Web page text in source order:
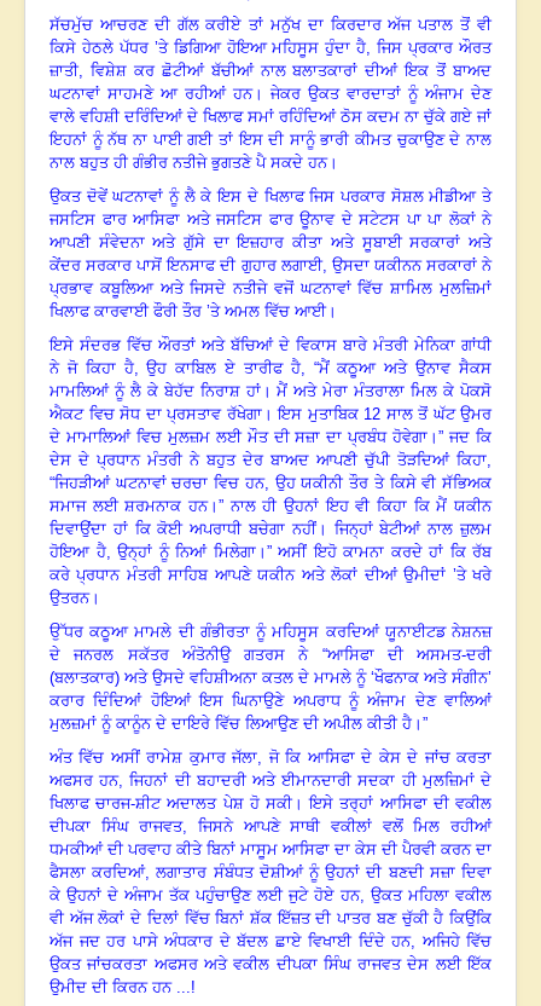
ਸੱਚਮੁੱਚ ਆਚਰਣ ਦੀ ਗੱਲ ਕਰੀਏ ਤਾਂ ਮਨੁੱਖ ਦਾ ਕਿਰਦਾਰ ਅੱਜ ਪਤਾਲ ਤੋਂ ਵੀ
ਕਿਸੇ ਹੇਠਲੇ ਪੱਧਰ ’ਤੇ ਡਿਗਿਆ ਹੋਇਆ ਮਹਿਸੂਸ ਹੁੰਦਾ ਹੈ, ਜਿਸ ਪ੍ਰਕਾਰ ਔਰਤ
ਜ਼ਾਤੀ, ਵਿਸ਼ੇਸ਼ ਕਰ ਛੋਟੀਆਂ ਬੱਚੀਆਂ ਨਾਲ ਬਲਾਤਕਾਰਾਂ ਦੀਆਂ ਇਕ ਤੋਂ ਬਾਅਦ
ਘਟਨਾਵਾਂ ਸਾਹਮਣੇ ਆ ਰਹੀਆਂ ਹਨ। ਜੇਕਰ ਉਕਤ ਵਾਰਦਾਤਾਂ ਨੂੰ ਅੰਜਾਮ ਦੇਣ
ਵਾਲੇ ਵਹਿਸ਼ੀ ਦਰਿੰਦਿਆਂ ਦੇ ਖਿਲਾਫ ਸਮਾਂ ਰਹਿੰਦਿਆਂ ਠੋਸ ਕਦਮ ਨਾ ਚੁੱਕੇ ਗਏ ਜਾਂ
ਇਹਨਾਂ ਨੂੰ ਨੱਥ ਨਾ ਪਾਈ ਗਈ ਤਾਂ ਇਸ ਦੀ ਸਾਨੂੰ ਭਾਰੀ ਕੀਮਤ ਚੁਕਾਉਣ ਦੇ ਨਾਲ
ਨਾਲ ਬਹੁਤ ਹੀ ਗੰਭੀਰ ਨਤੀਜੇ ਭੁਗਤਣੇ ਪੈ ਸਕਦੇ ਹਨ।
ਉਕਤ ਦੋਵੇਂ ਘਟਨਾਵਾਂ ਨੂੰ ਲੈ ਕੇ ਇਸ ਦੇ ਖਿਲਾਫ ਜਿਸ ਪਰਕਾਰ ਸੋਸ਼ਲ ਮੀਡੀਆ ਤੇ
ਜਸਟਿਸ ਫਾਰ ਆਸਿਫਾ ਅਤੇ ਜਸਟਿਸ ਫਾਰ ਊਨਾਵ ਦੇ ਸਟੇਟਸ ਪਾ ਪਾ ਲੋਕਾਂ ਨੇ
ਆਪਣੀ ਸੰਵੇਦਨਾ ਅਤੇ ਗੁੱਸੇ ਦਾ ਇਜ਼ਹਾਰ ਕੀਤਾ ਅਤੇ ਸੂਬਾਈ ਸਰਕਾਰਾਂ ਅਤੇ
ਕੇਂਦਰ ਸਰਕਾਰ ਪਾਸੋਂ ਇਨਸਾਫ ਦੀ ਗੁਹਾਰ ਲਗਾਈ, ਉਸਦਾ ਯਕੀਨਨ ਸਰਕਾਰਾਂ ਨੇ
ਪ੍ਰਭਾਵ ਕਬੂਲਿਆ ਅਤੇ ਜਿਸਦੇ ਨਤੀਜੇ ਵਜੋਂ ਘਟਨਾਵਾਂ ਵਿੱਚ ਸ਼ਾਮਿਲ ਮੁਲਜ਼ਿਮਾਂ
ਖਿਲਾਫ ਕਾਰਵਾਈ ਫੌਰੀ ਤੌਰ ’ਤੇ ਅਮਲ ਵਿੱਚ ਆਈ।
ਇਸੇ ਸੰਦਰਭ ਵਿੱਚ ਔਰਤਾਂ ਅਤੇ ਬੱਚਿਆਂ ਦੇ ਵਿਕਾਸ ਬਾਰੇ ਮੰਤਰੀ ਮੇਨਿਕਾ ਗਾਂਧੀ
ਨੇ ਜੋ ਕਿਹਾ ਹੈ, ਉਹ ਕਾਬਿਲ ਏ ਤਾਰੀਫ ਹੈ, “ਮੈਂ ਕਠੂਆ ਅਤੇ ਉਨਾਵ ਸੈਕਸ
ਮਾਮਲਿਆਂ ਨੂੰ ਲੈ ਕੇ ਬੇਹੱਦ ਨਿਰਾਸ਼ ਹਾਂ। ਮੈਂ ਅਤੇ ਮੇਰਾ ਮੰਤਰਾਲਾ ਮਿਲ ਕੇ ਪੋਕਸੋ
ਐਕਟ ਵਿਚ ਸੋਧ ਦਾ ਪ੍ਰਸਤਾਵ ਰੱਖੇਗਾ। ਇਸ ਮੁਤਾਬਿਕ 12 ਸਾਲ ਤੋਂ ਘੱਟ ਉਮਰ
ਦੇ ਮਾਮਾਲਿਆਂ ਵਿਚ ਮੁਲਜ਼ਮ ਲਈ ਮੌਤ ਦੀ ਸਜ਼ਾ ਦਾ ਪ੍ਰਬੰਧ ਹੋਵੇਗਾ।” ਜਦ ਕਿ
ਦੇਸ ਦੇ ਪ੍ਰਧਾਨ ਮੰਤਰੀ ਨੇ ਬਹੁਤ ਦੇਰ ਬਾਅਦ ਆਪਣੀ ਚੁੱਪੀ ਤੋੜਦਿਆਂ ਕਿਹਾ,
“ਜਿਹੜੀਆਂ ਘਟਨਾਵਾਂ ਚਰਚਾ ਵਿਚ ਹਨ, ਉਹ ਯਕੀਨੀ ਤੌਰ ਤੇ ਕਿਸੇ ਵੀ ਸੱਭਿਅਕ
ਸਮਾਜ ਲਈ ਸ਼ਰਮਨਾਕ ਹਨ।” ਨਾਲ ਹੀ ਉਹਨਾਂ ਇਹ ਵੀ ਕਿਹਾ ਕਿ ਮੈਂ ਯਕੀਨ
ਦਿਵਾਉਂਦਾ ਹਾਂ ਕਿ ਕੋਈ ਅਪਰਾਧੀ ਬਚੇਗਾ ਨਹੀਂ। ਜਿਨ੍ਹਾਂ ਬੇਟੀਆਂ ਨਾਲ ਜ਼ੁਲਮ
ਹੋਇਆ ਹੈ, ਉਨ੍ਹਾਂ ਨੂੰ ਨਿਆਂ ਮਿਲੇਗਾ।” ਅਸੀਂ ਇਹੋ ਕਾਮਨਾ ਕਰਦੇ ਹਾਂ ਕਿ ਰੱਬ
ਕਰੇ ਪ੍ਰਧਾਨ ਮੰਤਰੀ ਸਾਹਿਬ ਆਪਣੇ ਯਕੀਨ ਅਤੇ ਲੋਕਾਂ ਦੀਆਂ ਉਮੀਦਾਂ ’ਤੇ ਖਰੇ
ਉਤਰਨ।
ਉੱਧਰ ਕਠੂਆ ਮਾਮਲੇ ਦੀ ਗੰਭੀਰਤਾ ਨੂੰ ਮਹਿਸੂਸ ਕਰਦਿਆਂ ਯੂਨਾਈਟਡ ਨੇਸ਼ਨਜ਼
ਦੇ ਜਨਰਲ ਸਕੱਤਰ ਅੰਤੋਨੀਉ ਗਤਰਸ ਨੇ “ਆਸਿਫਾ ਦੀ ਅਸਮਤ-ਦਰੀ
(ਬਲਾਤਕਾਰ) ਅਤੇ ਉਸਦੇ ਵਹਿਸ਼ੀਅਨਾ ਕਤਲ ਦੇ ਮਾਮਲੇ ਨੂੰ ‘ਖੌਫਨਾਕ ਅਤੇ ਸੰਗੀਨ’
ਕਰਾਰ ਦਿੰਦਿਆਂ ਹੋਇਆਂ ਇਸ ਘਿਨਾਉਣੇ ਅਪਰਾਧ ਨੂੰ ਅੰਜਾਮ ਦੇਣ ਵਾਲਿਆਂ
ਮੁਲਜ਼ਮਾਂ ਨੂੰ ਕਾਨੂੰਨ ਦੇ ਦਾਇਰੇ ਵਿੱਚ ਲਿਆਉਣ ਦੀ ਅਪੀਲ ਕੀਤੀ ਹੈ । ”
ਅੰਤ ਵਿੱਚ ਅਸੀਂ ਰਾਮੇਸ਼ ਕੁਮਾਰ ਜੱਲਾ, ਜੋ ਕਿ ਆਸਿਫਾ ਦੇ ਕੇਸ ਦੇ ਜਾਂਚ ਕਰਤਾ
ਅਫਸਰ ਹਨ, ਜਿਹਨਾਂ ਦੀ ਬਹਾਦਰੀ ਅਤੇ ਈਮਾਨਦਾਰੀ ਸਦਕਾ ਹੀ ਮੁਲਜ਼ਿਮਾਂ ਦੇ
ਖਿਲਾਫ ਚਾਰਜ-ਸ਼ੀਟ ਅਦਾਲਤ ਪੇਸ਼ ਹੋ ਸਕੀ। ਇਸੇ ਤਰ੍ਹਾਂ ਆਸਿਫਾ ਦੀ ਵਕੀਲ
ਦੀਪਕਾ ਸਿੰਘ ਰਾਜਵਤ, ਜਿਸਨੇ ਆਪਣੇ ਸਾਥੀ ਵਕੀਲਾਂ ਵਲੋਂ ਮਿਲ ਰਹੀਆਂ
ਧਮਕੀਆਂ ਦੀ ਪਰਵਾਹ ਕੀਤੇ ਬਿਨਾਂ ਮਾਸੂਮ ਆਸਿਫਾ ਦਾ ਕੇਸ ਦੀ ਪੈਰਵੀ ਕਰਨ ਦਾ
ਫੈਸਲਾ ਕਰਦਿਆਂ,ਲਗਾਤਾਰ ਸੰਬੰਧਤ ਦੋਸ਼ੀਆਂ ਨੂੰ ਉਹਨਾਂ ਦੀ ਬਣਦੀ ਸਜ਼ਾ ਦਿਵਾ
ਕੇ ਉਹਨਾਂ ਦੇ ਅੰਜਾਮ ਤੱਕ ਪਹੁੰਚਾਉਣ ਲਈ ਜੁਟੇ ਹੋਏ ਹਨ, ਉਕਤ ਮਹਿਲਾ ਵਕੀਲ
ਵੀ ਅੱਜ ਲੋਕਾਂ ਦੇ ਦਿਲਾਂ ਵਿੱਚ ਬਿਨਾਂ ਸ਼ੱਕ ਇੱਜ਼ਤ ਦੀ ਪਾਤਰ ਬਣ ਚੁੱਕੀ ਹੈ ਕਿਉਂਕਿ
ਅੱਜ ਜਦ ਹਰ ਪਾਸੇ ਅੰਧਕਾਰ ਦੇ ਬੱਦਲ ਛਾਏ ਵਿਖਾਈ ਦਿੰਦੇ ਹਨ, ਅਜਿਹੇ ਵਿੱਚ
ਉਕਤ ਜਾਂਚਕਰਤਾ ਅਫਸਰ ਅਤੇ ਵਕੀਲ ਦੀਪਕਾ ਸਿੰਘ ਰਾਜਵਤ ਦੇਸ ਲਈ ਇੱਕ
ਉਮੀਦ ਦੀ ਕਿਰਨ ਹਨ ...!